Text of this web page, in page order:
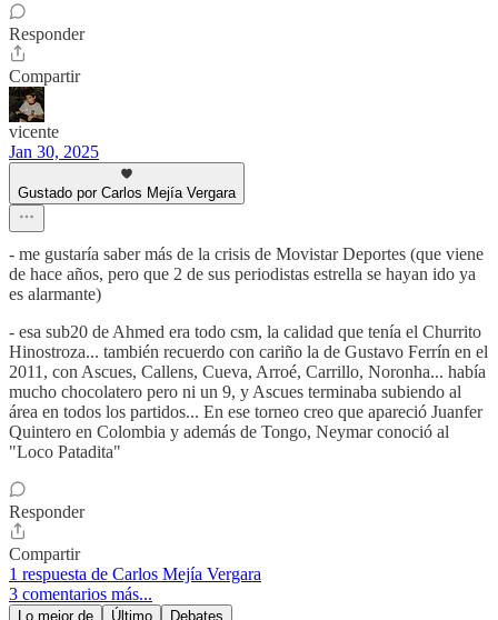
Responder
Compartir
vicente
Jan 30, 2025
Gustado por Carlos Mejía Vergara
- me gustaría saber más de la crisis de Movistar Deportes (que viene
de hace años, pero que 2 de sus periodistas estrella se hayan ido ya
es alarmante)
- esa sub20 de Ahmed era todo csm, la calidad que tenía el Churrito
Hinostroza... también recuerdo con cariño la de Gustavo Ferrín en el
2011, con Ascues, Callens, Cueva, Arroé, Carrillo, Noronha... había
mucho chocolatero pero ni un 9, y Ascues terminaba subiendo al
área en todos los partidos... En ese torneo creo que apareció Juanfer
Quintero en Colombia y además de Tongo, Neymar conoció al
"Loco Patadita"
Responder
Compartir
1 respuesta de Carlos Mejía Vergara
3 comentarios más...
Lo mejor de Último Debates